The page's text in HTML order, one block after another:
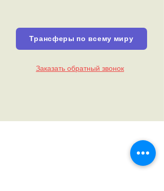
Трансферы по всему миру
Заказать обратный звонок